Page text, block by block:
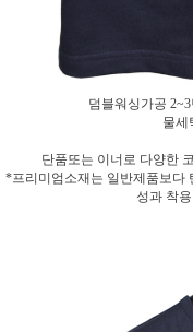
덤블워싱가공
물세
단품또는 이너로 다양한
*프리미엄소재는 일반제품보다
성과 착